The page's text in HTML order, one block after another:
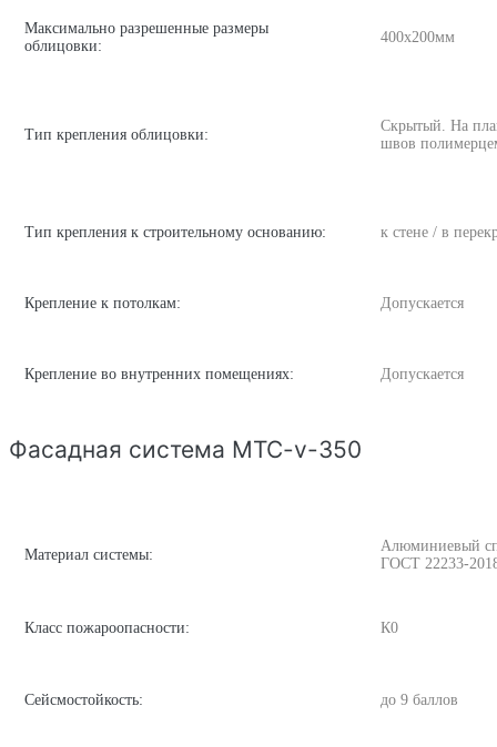
Максимально разрешенные размеры
облицовки:
400х200мм
Тип крепления облицовки:
Скрытый. На
швов
Тип крепления к строительному основанию: к стене / в
Крепление к потолкам: Допускается
Крепление во внутренних помещениях: Допускается
Фасадная система MTC-v-350
Материал системы:
Алюминиевый
ГОСТ 22233-
Класс пожароопасности: К0
Сейсмостойкость: до 9 баллов